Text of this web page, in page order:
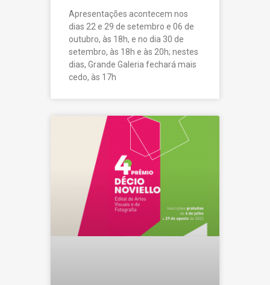
Apresentações acontecem nos
dias 22 e 29 de setembro e 06 de
outubro, às 18h, e no dia 30 de
setembro, às 18h e às 20h; nestes
dias, Grande Galeria fechará mais
cedo, às 17h